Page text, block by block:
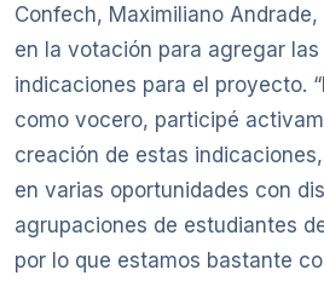
Confech, Maximiliano
en la votación para agregar las
indicaciones para el proyecto.
como vocero, participé
creación de estas
en varias oportunidades con
agrupaciones de estudiantes
por lo que estamos bastante